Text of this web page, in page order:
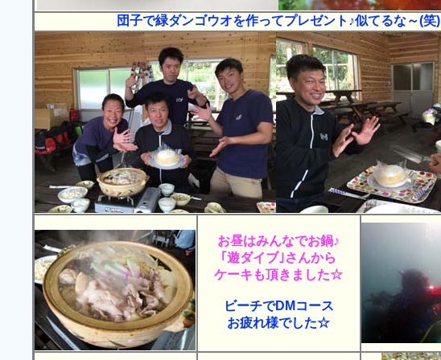
団子で緑ダンゴウオを作ってプレゼント♪似てるな～(笑)
お昼はみんなでお鍋♪
｢遊ダイブ｣さんから
ケーキも頂きました☆
ビーチでDMコース
お疲れ様でした☆